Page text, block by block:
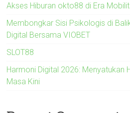
Akses Hiburan okto88 di Era
Membongkar Sisi Psikologis di
Digital Bersama VIOBET
SLOT88
Harmoni Digital 2026: Menyatukan
Masa Kini